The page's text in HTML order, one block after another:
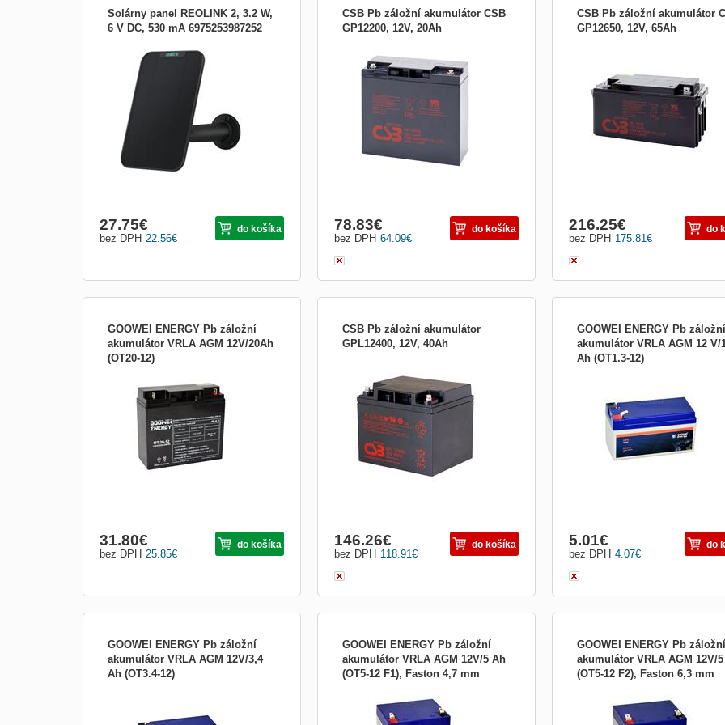
Solárny panel REOLINK 2, 3.2 W,
6 V DC, 530 mA 6975253987252
Solárny panel Reolink 2 Solárny panel
Reolink pripojte ku kamere pomocou 4m
napájacieho kábla (je súčasťou dodávky),
aby ste získali nepretržitý zdroj energie.
360° nástenný držiak umožňuje
jednoduché smerovanie panelu odolného
voči poveternostným vply...
22.56€
bez DPH
27.75€ do košíka
CSB Pb záložní akumulátor CSB
GP12200, 12V, 20Ah
CSB GP12200; Záložní olověný
akumulátor (12 V, kapacita 20 Ah) v
provedení VRLA (AGM) . Jde o konstrukci,
při níž dochází k regulaci vnitřního tlaku
pomocí ventilů (VRLA - Valve Re...
64.09€
bez DPH
78.83€ do košíka
CSB Pb záložní akumulátor
GP12650, 12V, 65Ah
provedení VRLA (AGM) . Jde o
při níž dochází k regulaci vnitřního
pomocí ventilů (VRLA - Valve Re...
175.81 €
bez DPH
216.25€ do
GOOWEI ENERGY Pb záložní
akumulátor VRLA AGM 12V/20Ah
(OT20-12)
VRLA (AGM) vhodný pro aplikace bez
častého cyklování se spolehlivým
záložním zdrojem. Jde o konstrukci, při
níž dochází k regulaci vnitřního tlaku
pomocí ventilů (VRLA - valve re...
25.85€
bez DPH
31.80€ do košíka
CSB Pb záložní akumulátor
GPL12400, 12V, 40Ah
technologií AGM pro záložní zdroje.
Kapacita 40 Ah při 20hodinovém vybíjení,
napětí 12 V, konstrukční životnost až 10
let. Bezúdržbový design s účinnou
rekombinací plynů až 99 %, certifikace
IEC 61056 a UL1989.
118.91 €
bez DPH
146.26€ do košíka
GOOWEI ENERGY Pb záložní
akumulátor VRLA AGM 12 V/
Ah (OT1.3-12)
15 A, bezúdržbová konstrukce,
F1 (faston 4,7 mm), optimální
4.07€
bez DPH
5.01€ do
GOOWEI ENERGY Pb záložní
akumulátor VRLA AGM 12V/3,4
Ah (OT3.4-12)
bezúdržbová konstrukce pro UPS, EZS,
GOOWEI ENERGY Pb záložní
akumulátor VRLA AGM 12V/5 Ah
(OT5-12 F1), Faston 4,7 mm
Kapacita 5 Ah, napětí 12 V, kompaktní
rozměry 90 × 70 × 108 mm, maximální
GOOWEI ENERGY Pb záložní
akumulátor VRLA AGM 12V/
(OT5-12 F2), Faston 6,3 mm